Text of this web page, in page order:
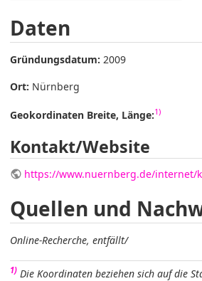
Daten
Gründungsdatum: 2009
Ort: Nürnberg
Geokordinaten Breite, Länge:1)
Kontakt/Website
https://www.nuernberg.de/internet/
Quellen und
Online-Recherche, entfällt/
1) Die Koordinaten beziehen sich auf die